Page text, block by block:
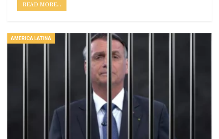
READ MORE...
AMERICA LATINA